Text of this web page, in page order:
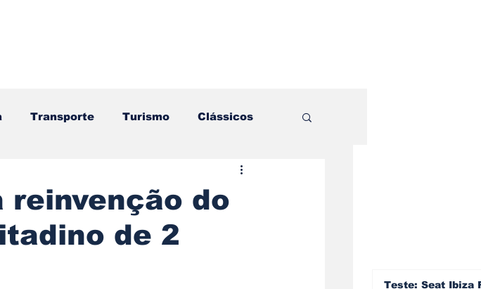
Transporte Turismo Clássicos
Testes e Comparativos
Videojogos/Tecnologia
do
de 2
Teste: Seat Ibiza